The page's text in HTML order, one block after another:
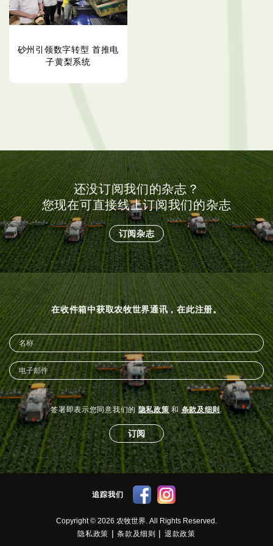
砂州引领数字转型 首推电
子黄梨系统
还没订阅我们的杂志？
您现在可直接线上订阅我们的杂志
订阅杂志
在收件箱中获取农牧世界通讯，在此注册。
签署即表示您同意我们的隐私政策 和条款及细则 .
订阅
追踪我们
Copyright © 2026 农牧世界. All Rights Reserved.
隐私政策 |条款及细则 | 退款政策